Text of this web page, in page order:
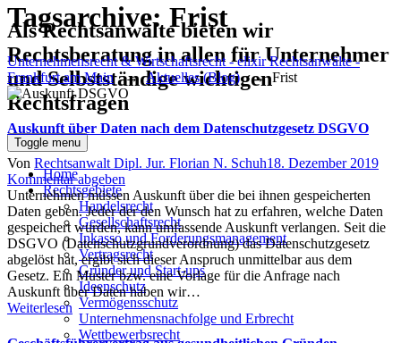
Als Rechtsanwälte bieten wir
Rechtsberatung in allen für Unternehmer
und Selbstständige wichtigen
Rechtsfragen
Toggle menu
Home
Rechtsgebiete
Handelsrecht
Gesellschaftsrecht
Inkasso und Forderungsmanagement
Vertragsrecht
Gründer und Start-ups
Ideenschutz
Vermögensschutz
Unternehmensnachfolge und Erbrecht
Wettbewerbsrecht
Tagsarchive:Frist
Unternehmensrecht & Wirtschaftsrecht - elixir Rechtsanwälte -
Frankfurt am Main →Aktuelles (Blog)→Frist
Auskunft über Daten nach dem Datenschutzgesetz DSGVO
Author
Von Rechtsanwalt Dipl. Jur. Florian N. SchuhPosted
18. Dezember 2019
Kommentar abgeben
Unternehmen müssen Auskunft über die bei ihnen gespeicherten
Daten geben. Jeder der den Wunsch hat zu erfahren, welche Daten
gespeichert wurden, kann umfassende Auskunft verlangen. Seit die
DSGVO (Datenschutzgrundverordnung) das Datenschutzgesetz
abgelöst hat, ergibt sich dieser Anspruch unmittelbar aus dem
Gesetz. Ein Muster bzw. eine Vorlage für die Anfrage nach
Auskunft über Daten haben wir…
Weiterlesen